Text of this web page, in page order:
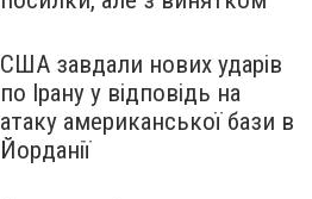
США завдали нових ударів
по Ірану у відповідь на
атаку американської бази в
Йорданії